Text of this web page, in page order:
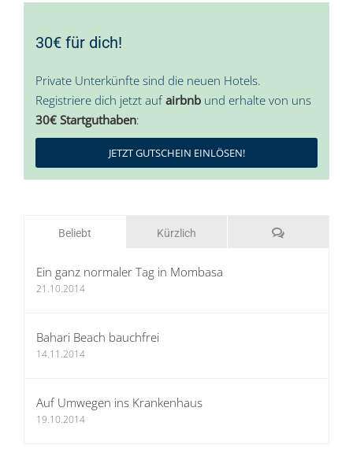
30€ für dich!
Private Unterkünfte sind die neuen Hotels.
Registriere dich jetzt aufairbnb und erhalte von uns
30€ Startguthaben:
JETZT GUTSCHEIN EINLÖSEN!
Beliebt Kürzlich Kommentare
Ein ganz normaler Tag in Mombasa
21.10.2014
Bahari Beach bauchfrei
14.11.2014
Auf Umwegen ins Krankenhaus
19.10.2014